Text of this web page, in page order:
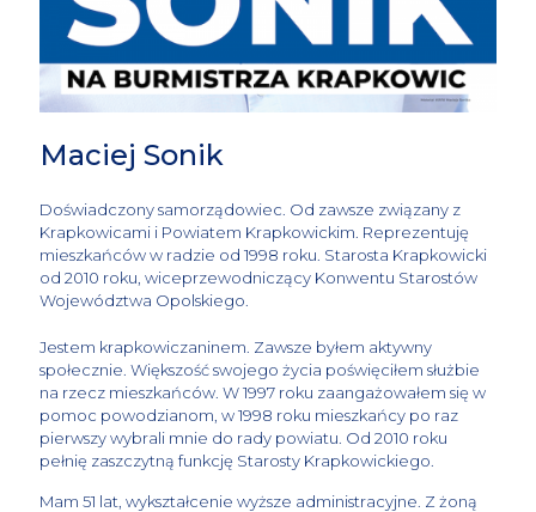
Maciej Sonik
Doświadczony samorządowiec. Od zawsze związany z
Krapkowicami i Powiatem Krapkowickim. Reprezentuję
mieszkańców w radzie od 1998 roku. Starosta Krapkowicki
od 2010 roku, wiceprzewodniczący Konwentu Starostów
Województwa Opolskiego.
Jestem krapkowiczaninem. Zawsze byłem aktywny
społecznie. Większość swojego życia poświęciłem służbie
na rzecz mieszkańców. W 1997 roku zaangażowałem się w
pomoc powodzianom, w 1998 roku mieszkańcy po raz
pierwszy wybrali mnie do rady powiatu. Od 2010 roku
pełnię zaszczytną funkcję Starosty Krapkowickiego.
Mam 51 lat, wykształcenie wyższe administracyjne. Z żoną